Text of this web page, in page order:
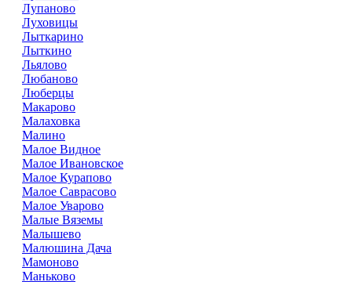
Лупаново
Луховицы
Лыткарино
Лыткино
Льялово
Любаново
Люберцы
Макарово
Малаховка
Малино
Малое Видное
Малое Ивановское
Малое Курапово
Малое Саврасово
Малое Уварово
Малые Вяземы
Малышево
Малюшина Дача
Мамоново
Маньково